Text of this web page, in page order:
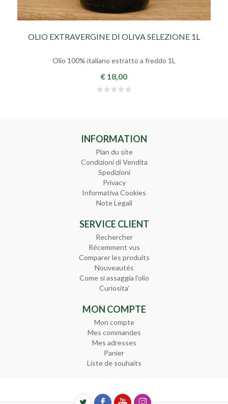
OLIO EXTRAVERGINE DI OLIVA SELEZIONE 1L
Olio 100% italiano estratto a freddo 1L
€ 18,00
INFORMATION
Plan du site
Condizioni di Vendita
Spedizioni
Privacy
Informativa Cookies
Note Legali
SERVICE CLIENT
Rechercher
Récemment vus
Comparer les produits
Nouveautés
Come si assaggia l'olio
Curiosita'
MON COMPTE
Mon compte
Mes commandes
Mes adresses
Panier
Liste de souhaits